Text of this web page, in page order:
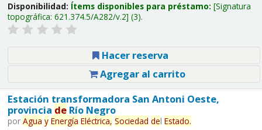
Disponibilidad: Ítems disponibles para préstamo: Signatura
topográfica: 621.374.5/A282/v.2 (3).
Hacer reserva
Agregar al carrito
Estación transformadora San Antoni Oeste,
provincia deRío Negro
por Agua y Energía Eléctrica, Sociedad del Estado.